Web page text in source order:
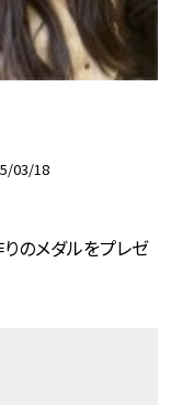
03/18
のメダルをプレゼ